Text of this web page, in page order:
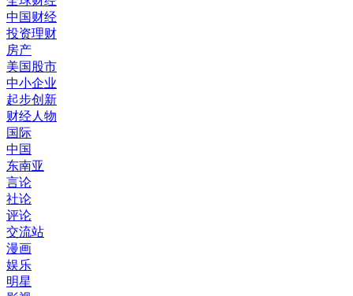
中国财经
投资理财
房产
美国股市
中小企业
起步创新
财经人物
国际
中国
东南亚
言论
社论
评论
交流站
漫画
娱乐
明星